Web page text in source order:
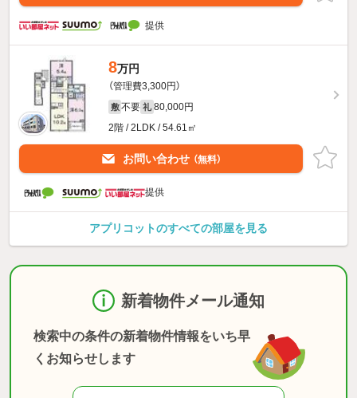
提供
8万円
（管理費3,300円）
敷 不要 礼 80,000円
2階 / 2LDK / 54.61㎡
お問い合わせ （無料）
提供
アプリコットのすべての部屋を見る
新着物件メール通知
検索中の条件の新着物件情報をいち早
くお知らせします